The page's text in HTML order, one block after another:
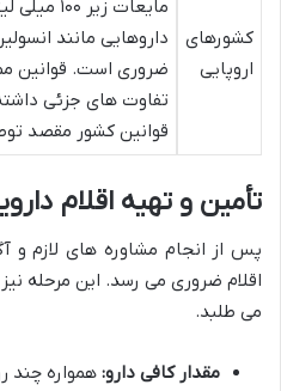
کشورهای
اروپایی
مایعات
داروهایی مانند
ضروری است. قوانین
تفاوت های جزئی
قوانین کشور مقصد
تأمین و تهیه اقلام
پس از انجام مشاوره های لازم و
اقلام ضروری می رسد. این مرحله
می طلبد.
مقدار کافی دارو: همواره چند